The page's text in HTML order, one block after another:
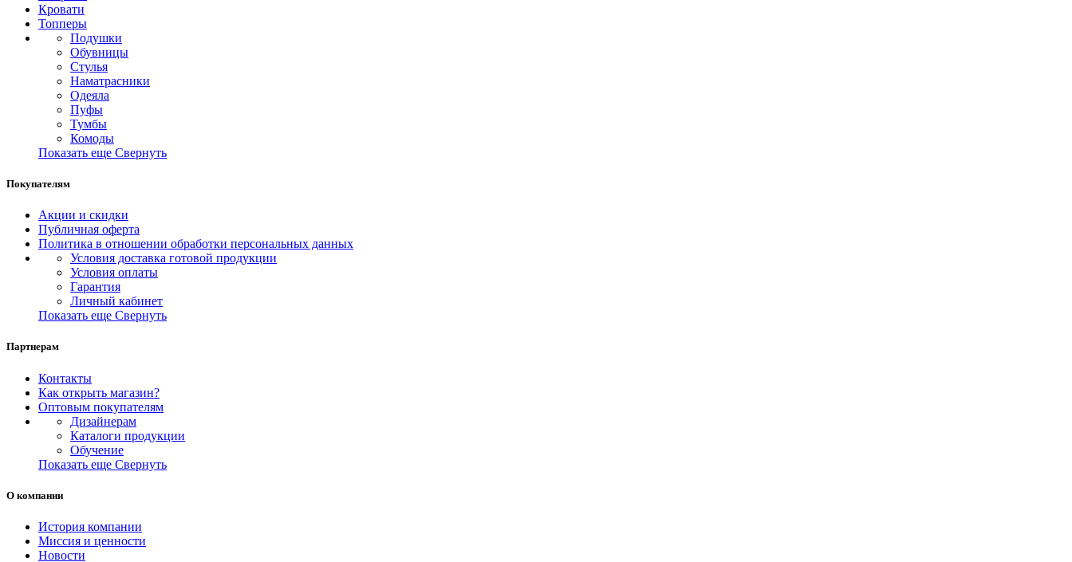
Кровати
Топперы
Подушки
Обувницы
Стулья
Наматрасники
Одеяла
Пуфы
Тумбы
Комоды
Показать еще Свернуть
Покупателям
Акции и скидки
Публичная оферта
Политика в отношении обработки персональных данных
Условия доставка готовой продукции
Условия оплаты
Гарантия
Личный кабинет
Показать еще Свернуть
Партнерам
Контакты
Как открыть магазин?
Оптовым покупателям
Дизайнерам
Каталоги продукции
Обучение
Показать еще Свернуть
О компании
История компании
Миссия и ценности
Новости